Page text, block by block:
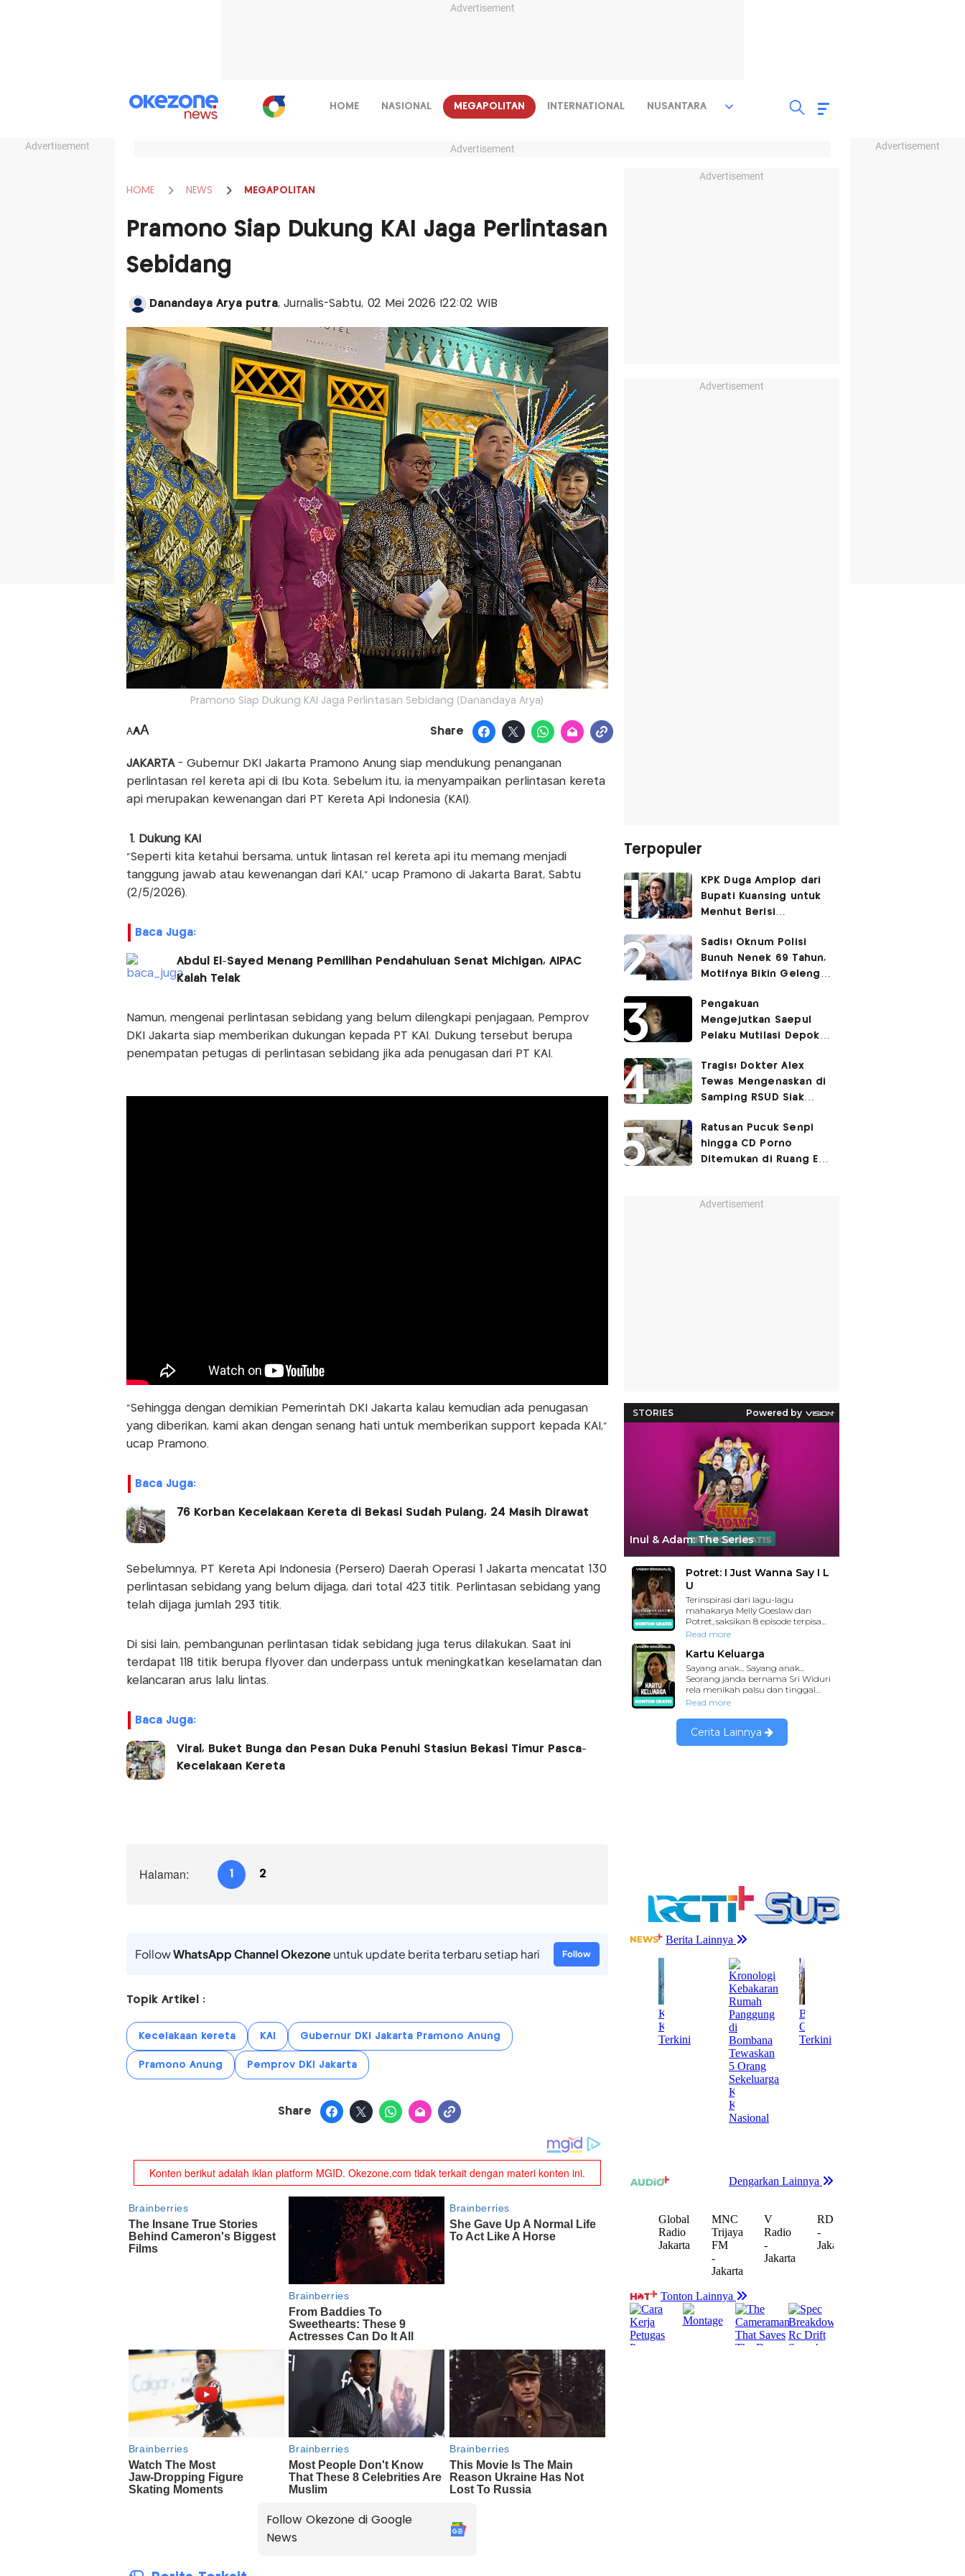
Advertisement
Advertisement Advertisement
HOME NASIONAL MEGAPOLITAN INTERNATIONAL NUSANTARA
Advertisement
HOME NEWS MEGAPOLITAN
Pramono Siap Dukung KAI Jaga Perlintasan
Sebidang
Danandaya Arya putra, Jurnalis-Sabtu, 02 Mei 2026 |22:02 WIB
Pramono Siap Dukung KAI Jaga Perlintasan Sebidang (Danandaya Arya)
AAA Share
JAKARTA- Gubernur DKI Jakarta Pramono Anung siap mendukung penanganan
perlintasan rel kereta api di Ibu Kota. Sebelum itu, ia menyampaikan perlintasan kereta
api merupakan kewenangan dari PT Kereta Api Indonesia (KAI).
1. Dukung KAI
"Seperti kita ketahui bersama, untuk lintasan rel kereta api itu memang menjadi
tanggung jawab atau kewenangan dari KAI," ucap Pramono di Jakarta Barat, Sabtu
(2/5/2026).
Baca Juga:
Abdul El-Sayed Menang Pemilihan Pendahuluan Senat Michigan, AIPAC
Kalah Telak
Namun, mengenai perlintasan sebidang yang belum dilengkapi penjagaan, Pemprov
DKI Jakarta siap memberikan dukungan kepada PT KAI. Dukung tersebut berupa
penempatan petugas di perlintasan sebidang jika ada penugasan dari PT KAI.
"Sehingga dengan demikian Pemerintah DKI Jakarta kalau kemudian ada penugasan
yang diberikan, kami akan dengan senang hati untuk memberikan support kepada KAI,"
ucap Pramono.
Baca Juga:
76 Korban Kecelakaan Kereta di Bekasi Sudah Pulang, 24 Masih Dirawat
Sebelumnya, PT Kereta Api Indonesia (Persero) Daerah Operasi 1 Jakarta mencatat 130
perlintasan sebidang yang belum dijaga, dari total 423 titik. Perlintasan sebidang yang
telah dijaga jumlah 293 titik.
Di sisi lain, pembangunan perlintasan tidak sebidang juga terus dilakukan. Saat ini
terdapat 118 titik berupa flyover dan underpass untuk meningkatkan keselamatan dan
kelancaran arus lalu lintas.
Baca Juga:
Viral, Buket Bunga dan Pesan Duka Penuhi Stasiun Bekasi Timur Pasca-
Kecelakaan Kereta
Halaman: 1 2
FollowWhatsApp Channel Okezoneuntuk update berita terbaru setiap hari Follow
Topik Artikel :
Kecelakaan kereta KAI Gubernur DKI Jakarta Pramono Anung
Pramono Anung Pemprov DKI Jakarta
Share
Follow Okezone di Google
News
Advertisement
Advertisement
Terpopuler
KPK Duga Amplop dari
Bupati Kuansing untuk
Menhut Berisi
Pengembaliannya
Belum Utuh
Sadis! Oknum Polisi
Bunuh Nenek 69 Tahun,
Motifnya Bikin Geleng
Pengakuan
Mengejutkan Saepul
Pelaku Mutilasi Depok:
Korban di Kontrakan
Tragis! Dokter Alex
Tewas Mengenaskan di
Samping RSUD Siak
Rocuronium
Ratusan Pucuk Senpi
hingga CD Porno
Ditemukan di Ruang Eks
Advertisement